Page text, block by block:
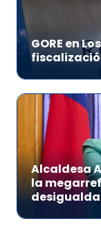
GORE en
Alcaldesa
la